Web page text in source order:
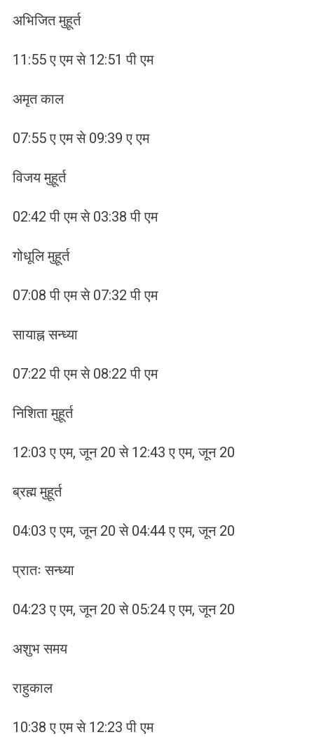
अभिजित मुहूर्त
11:55 ए एम से 12:51 पी एम
अमृत काल
07:55 ए एम से 09:39 ए एम
विजय मुहूर्त
02:42 पी एम से 03:38 पी एम
गोधूलि मुहूर्त
07:08 पी एम से 07:32 पी एम
सायाह्न सन्ध्या
07:22 पी एम से 08:22 पी एम
निशिता मुहूर्त
12:03 ए एम, जून 20 से 12:43 ए एम, जून 20
ब्रह्म मुहूर्त
04:03 ए एम, जून 20 से 04:44 ए एम, जून 20
प्रातः सन्ध्या
04:23 ए एम, जून 20 से 05:24 ए एम, जून 20
अशुभ समय
राहुकाल
10:38 ए एम से 12:23 पी एम